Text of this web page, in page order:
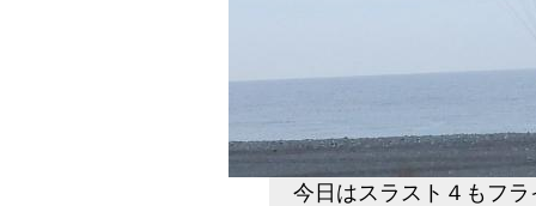
今日はスラスト４もフ